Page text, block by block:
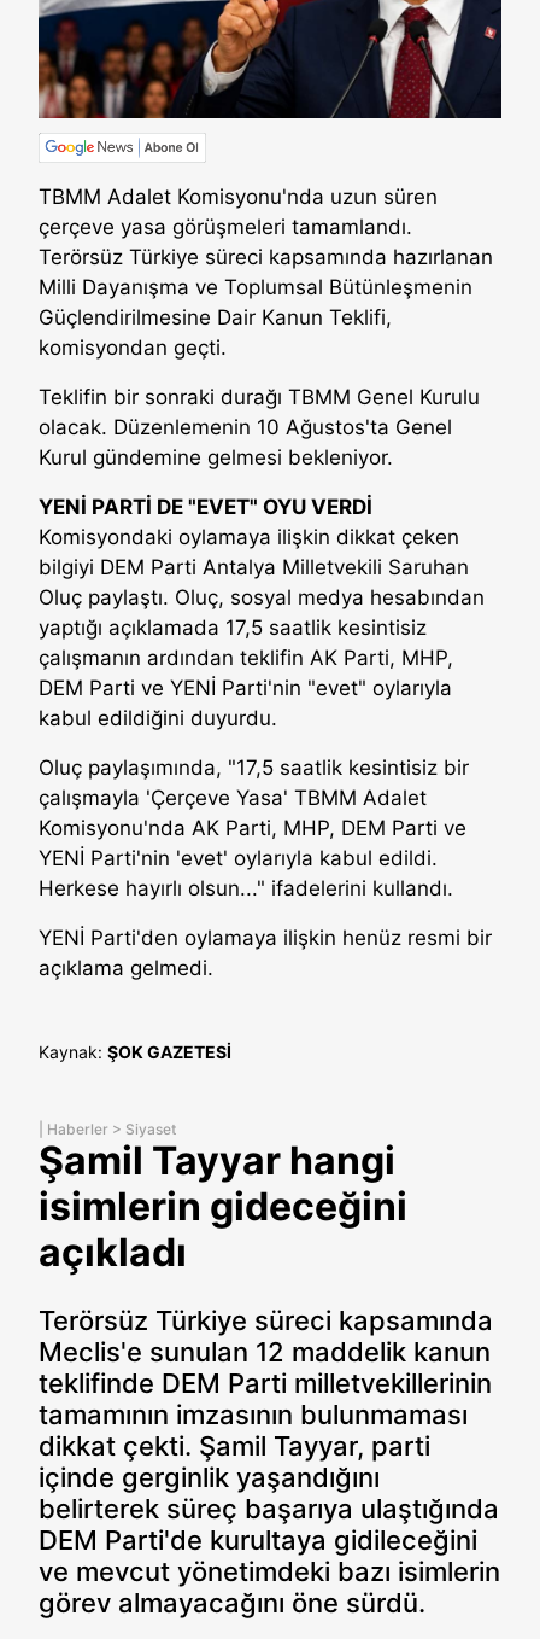
TBMM Adalet Komisyonu'nda uzun süren
çerçeve yasa görüşmeleri tamamlandı.
Terörsüz Türkiye süreci kapsamında hazırlanan
Milli Dayanışma ve Toplumsal Bütünleşmenin
Güçlendirilmesine Dair Kanun Teklifi,
komisyondan geçti.
Teklifin bir sonraki durağı TBMM Genel Kurulu
olacak. Düzenlemenin 10 Ağustos'ta Genel
Kurul gündemine gelmesi bekleniyor.
YENİ PARTİ DE "EVET" OYU VERDİ
Komisyondaki oylamaya ilişkin dikkat çeken
bilgiyi DEM Parti Antalya Milletvekili Saruhan
Oluç paylaştı. Oluç, sosyal medya hesabından
yaptığı açıklamada 17,5 saatlik kesintisiz
çalışmanın ardından teklifin AK Parti, MHP,
DEM Parti ve YENİ Parti'nin "evet" oylarıyla
kabul edildiğini duyurdu.
Oluç paylaşımında, "17,5 saatlik kesintisiz bir
çalışmayla 'Çerçeve Yasa' TBMM Adalet
Komisyonu'nda AK Parti, MHP, DEM Parti ve
YENİ Parti'nin 'evet' oylarıyla kabul edildi.
Herkese hayırlı olsun..." ifadelerini kullandı.
YENİ Parti'den oylamaya ilişkin henüz resmi bir
açıklama gelmedi.
Kaynak: ŞOK GAZETESİ
Haberler > Siyaset
Şamil Tayyar hangi
isimlerin gideceğini
açıkladı
Terörsüz Türkiye süreci kapsamında
Meclis'e sunulan 12 maddelik kanun
teklifinde DEM Parti milletvekillerinin
tamamının imzasının bulunmaması
dikkat çekti. Şamil Tayyar, parti
içinde gerginlik yaşandığını
belirterek süreç başarıya ulaştığında
DEM Parti'de kurultaya gidileceğini
ve mevcut yönetimdeki bazı isimlerin
görev almayacağını öne sürdü.